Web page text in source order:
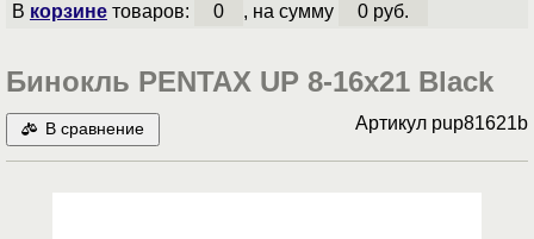
В корзинетоваров: 0 , на сумму 0 руб.
Бинокль PENTAX UP 8-16x21 Black
В сравнение Артикул pup81621b